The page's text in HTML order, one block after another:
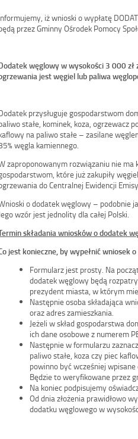
iż wnioski o wypłatę
przez Gminny Ośrodek Pomocy
węglowy w wysokości 3 000
jest węgiel lub paliwa
przysługuje gospodarstwom
stałe, kominek, koza, ogrzewacz
na paliwo stałe – zasilane
węgla kamiennego.
zaproponowanym rozwiązaniu nie
które już zakupiły
do Centralnej Ewidencji
o dodatek węglowy – podobnie
wzór jest jednolity dla całej Polski.
składania wniosków o dodatek
jest konieczne, by wypełnić wniosek
Formularz jest prosty. Na
dodatek węglowy będą
prezydent miasta, w którym
Następnie osoba składająca
oraz adres zamieszkania.
Jeżeli w skład gospodarstwa
ich dane osobowe z numerem
Następnie w formularzu
paliwo stałe, koza czy piec
powinno być wcześniej
Będzie to weryfikowane przez
Na koniec podpisujemy
Od dnia złożenia prawidłowo
dodatku węglowego w